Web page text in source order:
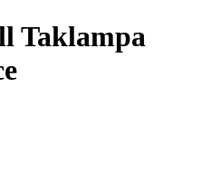
Taklampa